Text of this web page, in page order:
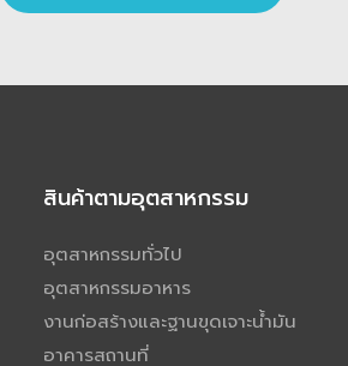
สินค้าตามอุตสาหกรรม
อุตสาหกรรมทั่วไป
อุตสาหกรรมอาหาร
งานก่อสร้างและฐานขุดเจาะน้ำมัน
อาคารสถานที่